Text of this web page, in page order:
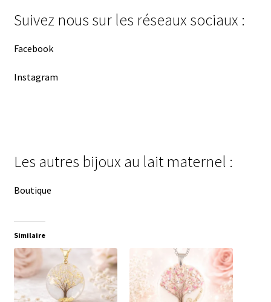
Suivez nous sur les réseaux sociaux :
Facebook
Instagram
Les autres bijoux au lait maternel :
Boutique
Similaire